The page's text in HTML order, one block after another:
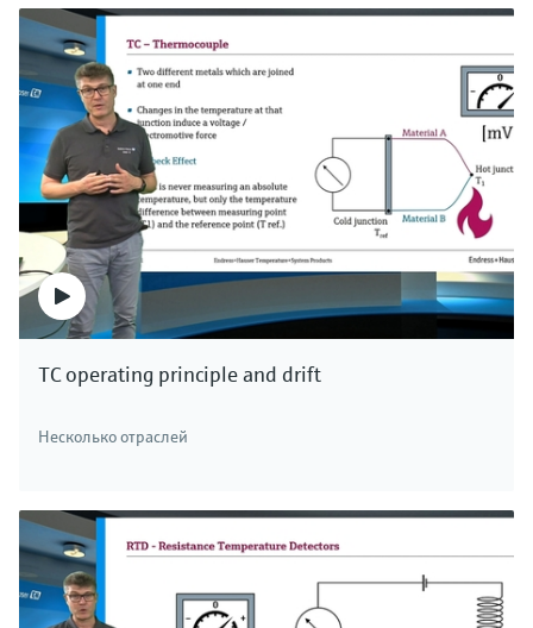
TC operating principle and drift
Несколько отраслей